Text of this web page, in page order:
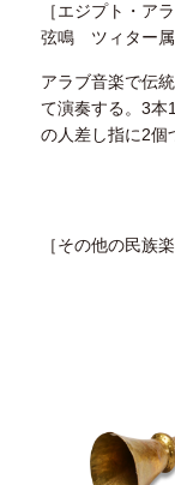
［エジプト・ア
弦鳴 ツィター
アラブ音楽で伝
て演奏する。3本
の人差し指に2個
［その他の民族楽